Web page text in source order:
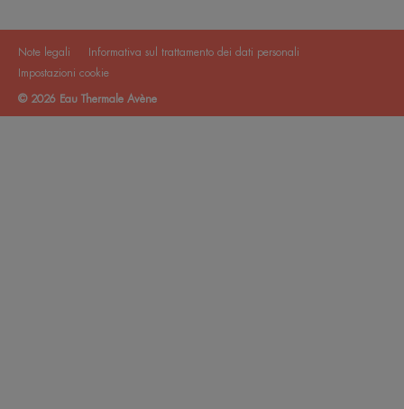
Note legali
Informativa sul trattamento dei dati personali
Impostazioni cookie
© 2026 Eau Thermale Avène